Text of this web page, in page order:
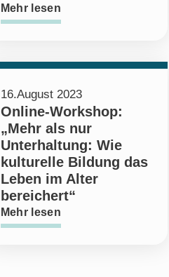
Mehr lesen
16.August 2023
Online-Workshop:
„Mehr als nur
Unterhaltung: Wie
kulturelle Bildung das
Leben im Alter
bereichert“
Mehr lesen